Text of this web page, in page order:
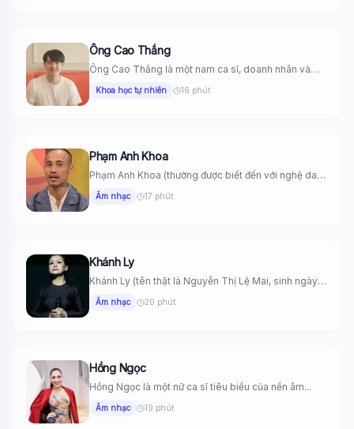
Ông Cao Thắng
Ông Cao Thắng là một nam ca sĩ, doanh nhân và
Khoa học tự nhiên 16 phút
Phạm Anh Khoa
Phạm Anh Khoa (thường được biết đến với nghệ danh
PAK) là...
Âm nhạc 17 phút
Khánh Ly
Khánh Ly (tên thật là Nguyễn Thị Lệ Mai, sinh ngày
6...
Âm nhạc 20 phút
Hồng Ngọc
Hồng Ngọc là một nữ ca sĩ tiêu biểu của nền âm...
Âm nhạc 19 phút